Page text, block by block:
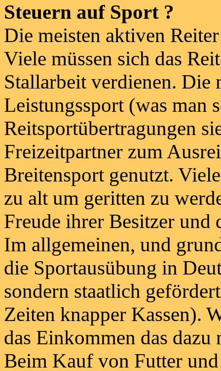
Steuern auf Sport ?
Die meisten aktiven
Viele müssen sich das
Stallarbeit verdienen. Die
Leistungssport (was man
Reitsportübertragungen
Freizeitpartner zum
Breitensport genutzt.
zu alt um geritten zu
Freude ihrer Besitzer und
Im allgemeinen, und
die Sportausübung in
sondern staatlich
Zeiten knapper Kassen).
das Einkommen das
Beim Kauf von Futter